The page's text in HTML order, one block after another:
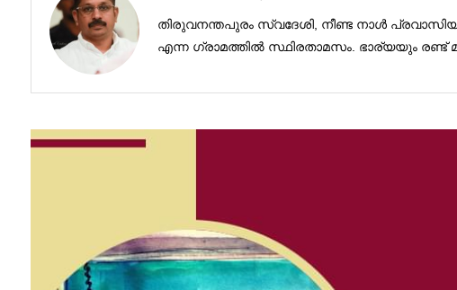
തിരുവനന്തപുരം സ്വദേശി, നീണ്ട നാൾ
എന്ന ഗ്രാമത്തിൽ സ്ഥിരതാമസം. ഭാര്യയും